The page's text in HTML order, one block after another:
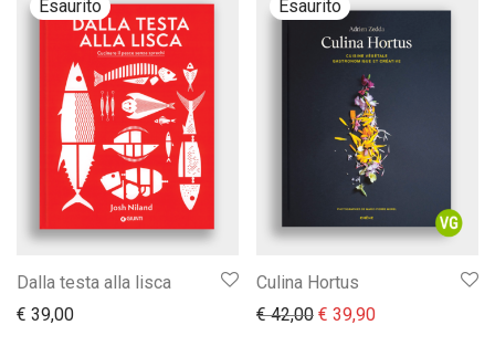
Dalla testa alla lisca
€ 39,00
Culina Hortus
€42,00 Il prezzo originale era:
€ 39,90Il prezzo